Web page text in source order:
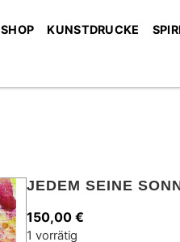
SHOP KUNSTDRUCKE
JEDEM SEINE
150,00 €
1 vorrätig